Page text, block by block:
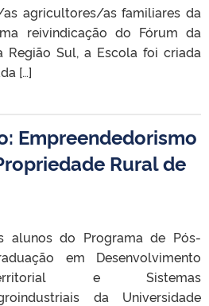
agricultores/as familiares da
reivindicação do Fórum da
Região Sul, a Escola foi criada
[…]
Empreendedorismo
Rural de
alunos do Programa de Pós-
em Desenvolvimento
e Sistemas
da Universidade